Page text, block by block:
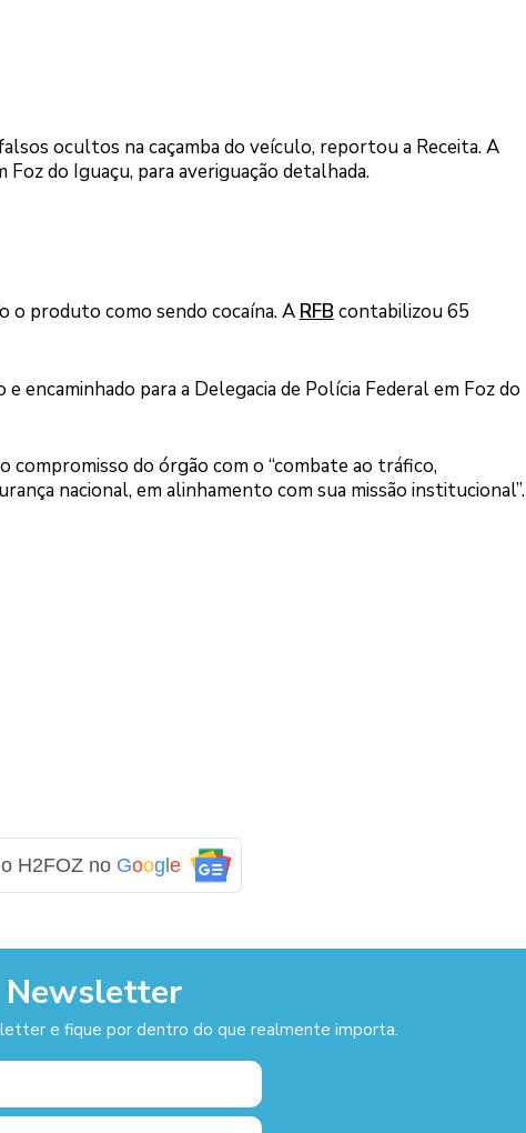
ocultos na caçamba do veículo, reportou a Receita. A
do Iguaçu, para averiguação detalhada.
o produto como sendo cocaína. A RFB contabilizou 65
encaminhado para a Delegacia de Polícia Federal em Foz do
compromisso do órgão com o “combate ao tráfico,
nacional, em alinhamento com sua missão institucional”.
H2FOZ no Goog le
Newsletter
e fique por dentro do que realmente importa.